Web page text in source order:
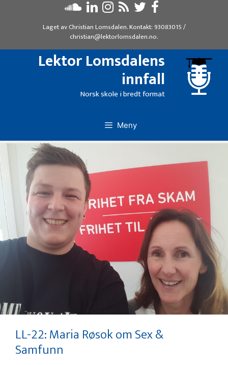
Laget avChristian Lomsdalen. Kontakt: 93083015/
christian@lektorlomsdalen.no.
Lektor Lomsdalens
innfall
Norsk skole i bredt format
Meny
LL-22: Maria Røsok om Sex &
Samfunn